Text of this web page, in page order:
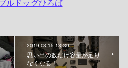
2019.03.15 13:30
思い出の数だけ容量が足り
なくなる！